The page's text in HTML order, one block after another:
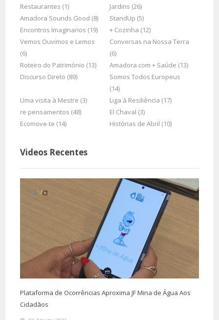
Restaurantes (1)
Jardins (26)
Amadora Sounds Good (8)
StandUp (5)
Encontros Imaginarios (19)
+ Cozinha (12)
Vemos Ouvimos e Lemos
(6)
Conversas na Nossa Terra
(6)
Roteiro do Património (13)
Amadora com + Saúde (13)
Discurso Direto (89)
Somos Todos Europeus
(14)
Uma visita à Mestre (3)
Liga à Resiliência (17)
re pensamentos (48)
El Chaval (3)
Ecomove-te (14)
Histórias de Abril (10)
Videos Recentes
Plataforma de Ocorrências Aproxima JF Mina de Água Aos
Cidadãos